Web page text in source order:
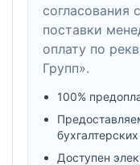
согласования
поставки
оплату по
Групп».
100%
Доступен